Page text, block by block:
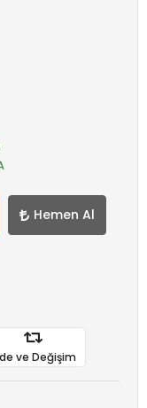
Hemen Al
ve Değişim